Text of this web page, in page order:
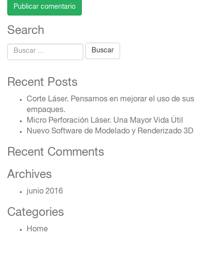
Search
Buscar:
Recent Posts
Corte Láser. Pensamos en mejorar el uso de sus
empaques.
Micro Perforación Láser. Una Mayor Vida Útil
Nuevo Software de Modelado y Renderizado 3D
Recent Comments
Archives
junio 2016
Categories
Home